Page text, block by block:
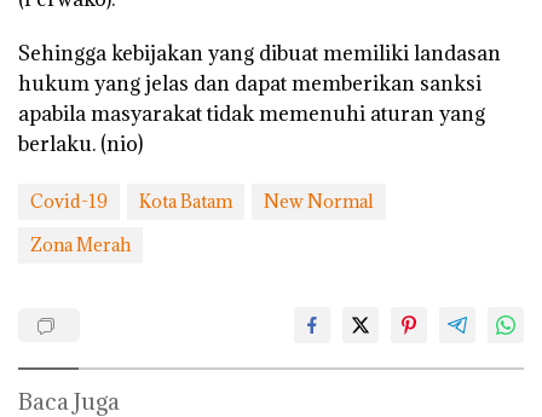
Sehingga kebijakan yang dibuat memiliki landasan
hukum yang jelas dan dapat memberikan sanksi
apabila masyarakat tidak memenuhi aturan yang
berlaku. (nio)
Covid-19 Kota Batam
New Normal
Zona Merah
Baca Juga